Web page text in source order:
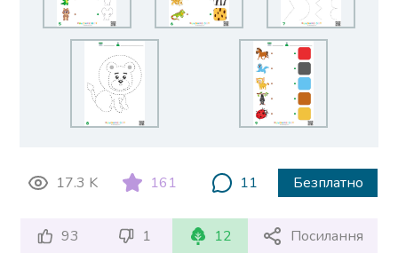
17.3 K 161 11 Безплатно
93 1 12 Посилання